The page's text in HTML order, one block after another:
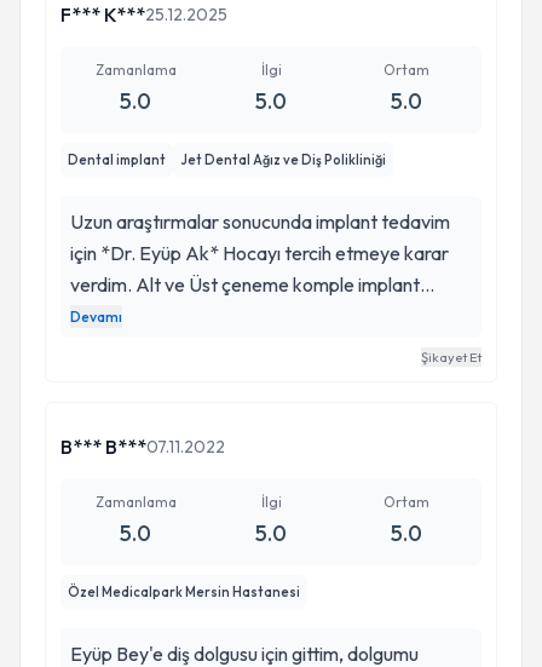
F*** K***25.12.2025
Zamanlama
5.0
İlgi
5.0
Ortam
5.0
Dental implant Jet Dental Ağız ve Diş Polikliniği
Uzun araştırmalar sonucunda implant tedavim
için *Dr. Eyüp Ak* Hocayı tercih etmeye karar
verdim. Alt ve Üst çeneme komple implant
yaptırdım. Sürecin başından sonuna kadar
beklediğimden çok daha iyi oldu. Estetik ve
karşılayan bir sonuç elde edildi. Gönül rahatlığıyla
tavsiye ediyorum. Öncelikle *Dr. Eyüp Ak*
özverili çalışmaları için çok teşekkür ederim. 🙏
Devamı
Şikayet Et
B*** B***07.11.2022
Zamanlama
5.0
İlgi
5.0
Ortam
5.0
Özel Medicalpark Mersin Hastanesi
Eyüp Bey'e diş dolgusu için gittim, dolgumu